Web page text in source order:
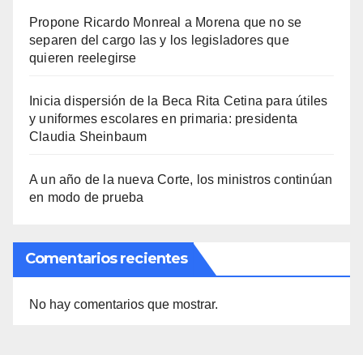
Propone Ricardo Monreal a Morena que no se
separen del cargo las y los legisladores que
quieren reelegirse
Inicia dispersión de la Beca Rita Cetina para útiles
y uniformes escolares en primaria: presidenta
Claudia Sheinbaum
A un año de la nueva Corte, los ministros continúan
en modo de prueba
Comentarios recientes
No hay comentarios que mostrar.